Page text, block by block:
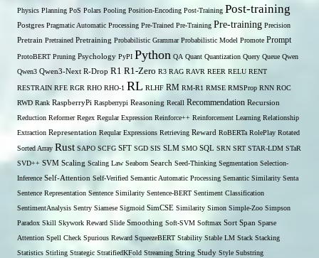
Physics Planning PoS Polars Pooling Position-Encoding Post-Training Post-training
Postgres Pragmatic Automatic Processing Pre-Trained Pre-Training Pre-training Precision
Pretrain Pretrained Pretraining Probabilistic Grammar Probabilistic Model Promote Prompt
ProtoBERT Pruning Psychology PyPI Python QA Quant Quantization Query Queue Qwen
Qwen3 Qwen3-Next R-Drop R1 R1-Zero R3 RAG RAVR REER RELU RENT
RESTRAIN RFE RGR RHO RHO-1 RL RLHF RM RM-R1 RMSE RMSProp RNN ROC
RWD Rank RaspberryPi Raspberrypi Reasoning Recall Recommendation Recursion
Reduction Reformer Regex Regular Expression Reinforce++ Reinforcement Learning Relationship
Extraction Representation Reqular Expressions Retrieving Reward RoBERTa RolePlay Rotated
Sorted Array Rust SAPO SCFG SFT SGD SIS SLM SMO SQL SRN SRT STAR-LDM STaR
SVD++ SVM Scaling Scaling Law Seaborn Search Seed-Thinking Segmentation Selection-
Inference Self-Attention Self-Verified Semantic Automatic Processing Semantic Similarity Senta
Sentence Representation Sentence Similarity Sentence-BERT Sentiment Classification
SentimentAnalysis Sentry Siamese Sigmoid SimCSE Similarity Simon Simple-Zoo Simpson
Paradox Skill Skywork Reward Slide Smoothing Soft-SVM Softmax Sort Span Sparse
Attention Spell Check Spurious Reward SqueezeBERT Stability Stable LM Stack Stacking
Statistics Stirling Strategic StratifiedKFold Streaming String Study Style Substring